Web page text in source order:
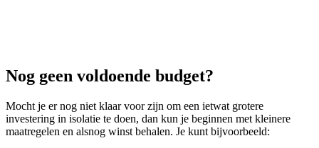
Nog geen voldoende budget?
Mocht je er nog niet klaar voor zijn om een ietwat grotere
investering in isolatie te doen, dan kun je beginnen met kleinere
maatregelen en alsnog winst behalen. Je kunt bijvoorbeeld: